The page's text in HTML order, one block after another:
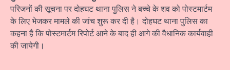
परिजनों की सूचना पर दोहघट थाना पुलिस ने बच्चे के शव को पोस्टमार्टम
के लिए भेजकर मामले की जांच शुरू कर दी है। दोहघट थाना पुलिस का
कहना है कि पोस्टमार्टम रिपोर्ट आने के बाद ही आगे की वैधानिक कार्यवाही
की जायेगी।